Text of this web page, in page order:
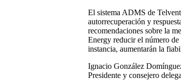
El sistema ADMS de
autorrecuperación y
recomendaciones sobre la
Energy reducir el número de
instancia, aumentarán la
Ignacio González
Presidente y consejero